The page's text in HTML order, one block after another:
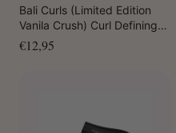
Bali Curls (Limited Edition
Vanila Crush) Curl Defining
Gel 150 ml
€12,95